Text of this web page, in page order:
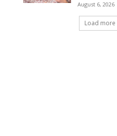
August 6, 2026
Load more